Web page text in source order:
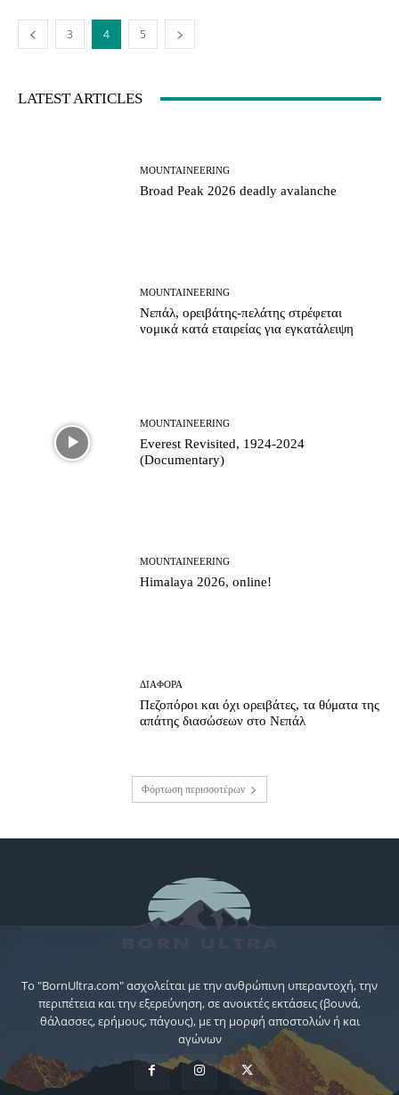
3 4 5
LATEST ARTICLES
MOUNTAINEERING
Broad Peak 2026 deadly avalanche
MOUNTAINEERING
Νεπάλ, ορειβάτης-πελάτης στρέφεται
νομικά κατά εταιρείας για εγκατάλειψη
MOUNTAINEERING
Everest Revisited, 1924-2024
(Documentary)
MOUNTAINEERING
Himalaya 2026, online!
ΔΙΆΦΟΡΑ
Πεζοπόροι και όχι ορειβάτες, τα θύματα της
απάτης διασώσεων στο Νεπάλ
Φόρτωση περισσοτέρων
Το "BornUltra.com" ασχολείται με την ανθρώπινη υπεραντοχή, την
περιπέτεια και την εξερεύνηση, σε ανοικτές εκτάσεις (βουνά,
θάλασσες, ερήμους, πάγους), με τη μορφή αποστολών ή και
αγώνων